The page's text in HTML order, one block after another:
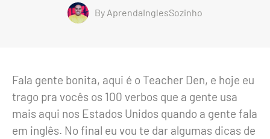
By AprendaInglesSozinho
Fala gente bonita, aqui é o Teacher Den, e hoje eu
trago pra vocês os 100 verbos que a gente usa
mais aqui nos Estados Unidos quando a gente fala
em inglês. No final eu vou te dar algumas dicas de